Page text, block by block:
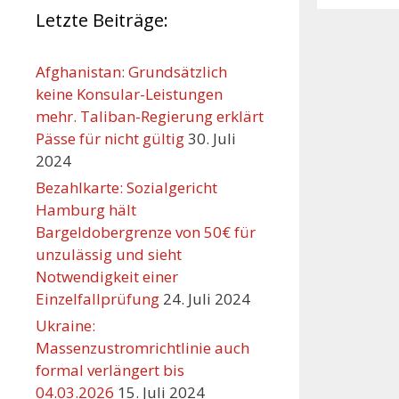
Letzte Beiträge:
Afghanistan: Grundsätzlich
keine Konsular-Leistungen
mehr. Taliban-Regierung erklärt
Pässe für nicht gültig30. Juli
2024
Bezahlkarte: Sozialgericht
Hamburg hält
Bargeldobergrenze von 50€ für
unzulässig und sieht
Notwendigkeit einer
Einzelfallprüfung 24. Juli 2024
Ukraine:
Massenzustromrichtlinie auch
formal verlängert bis
04.03.2026 15. Juli 2024